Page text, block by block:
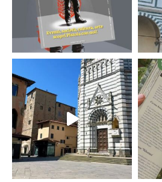
SABATO 16
Mostra di illustrazioni e foto a
artistico “Petrocchi” di Pistoia e
promosso in collaborazione
Ore 10.30 Area Convegni –
Cosimo e la serra
Evento per bambini dalle 15.30 alle
prenotazione e pagamento sul
Cerimonia del tè
Un viaggio tra profumi e tradizioni:
cerimonia cinese e gustalo
Dalle 16.00 alle
Laboratorio a pagamento,